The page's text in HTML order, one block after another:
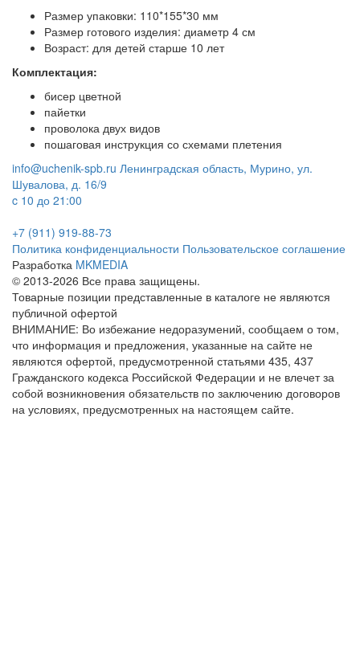
Размер упаковки: 110*155*30 мм
Размер готового изделия: диаметр 4 см
Возраст: для детей старше 10 лет
Комплектация:
бисер цветной
пайетки
проволока двух видов
пошаговая инструкция со схемами плетения
info@uchenik-spb.ru Ленинградская область, Мурино, ул.
Шувалова, д. 16/9
c 10 до 21:00
+7 (911) 919-88-73
Политика конфиденциальности Пользовательское соглашение
Разработка MKMEDIA
© 2013-2026 Все права защищены.
Товарные позиции представленные в каталоге не являются
публичной офертой
ВНИМАНИЕ: Во избежание недоразумений, сообщаем о том,
что информация и предложения, указанные на сайте не
являются офертой, предусмотренной статьями 435, 437
Гражданского кодекса Российской Федерации и не влечет за
собой возникновения обязательств по заключению договоров
на условиях, предусмотренных на настоящем сайте.